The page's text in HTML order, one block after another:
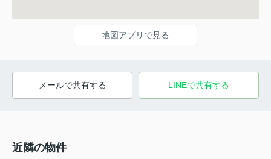
地図アプリで見る
メールで共有する LINEで共有する
近隣の物件